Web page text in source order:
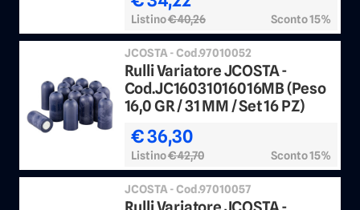
Listino€ 40,26 Sconto 15%
JCOSTA - Cod.97010052
Rulli Variatore JCOSTA -
Cod.JC16031016016MB (Peso
16,0 GR / 31 MM / Set 16 PZ)
€ 36,30
Listino€ 42,70 Sconto 15%
JCOSTA - Cod.97010057